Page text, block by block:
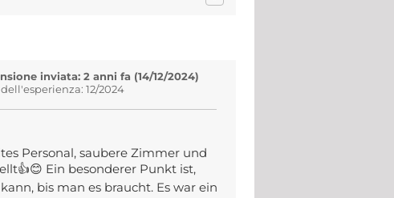
inviata: 2 anni fa (14/12/2024)
12/2024
Personal, saubere Zimmer und
Ein besonderer Punkt ist,
bis man es braucht. Es war ein